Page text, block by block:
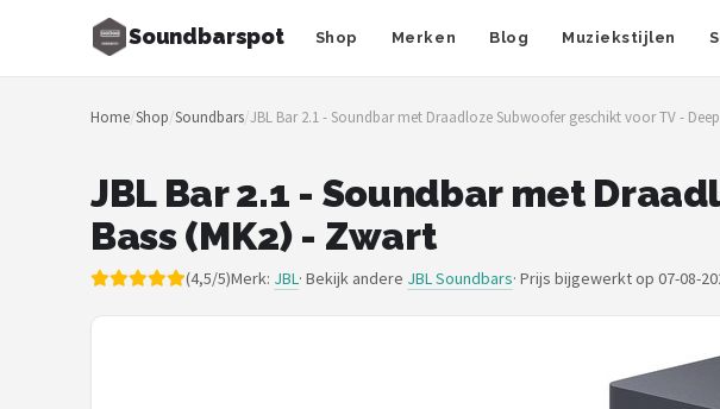
Soundbarspot Shop Merken Blog Muziekstijlen
Zoeken
NAVIGATIE
Merken
Home/Shop/Soundbars/JBL Bar 2.1 - Soundbar met Draadloze Subwoofer geschikt voor TV -
JBL Bar 2.1 - Soundbar met
Bass (MK2) - Zwart
(4,5/5)Merk: JBL· Bekijk andere JBL Soundbars· Prijs bijgewerkt op 07-08-